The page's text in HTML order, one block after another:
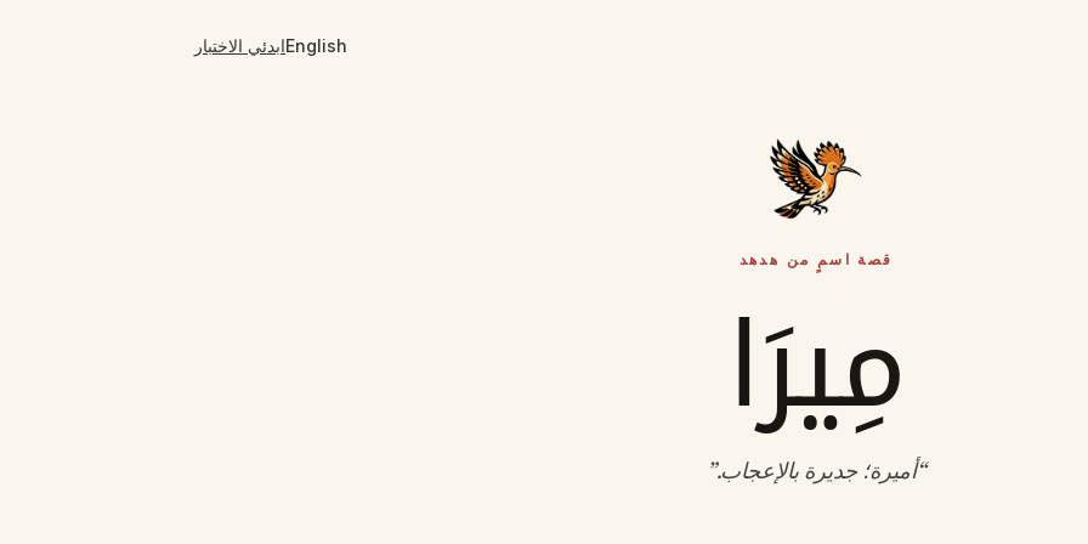
Englishابدئي الاختبار
قصة اسمٍ من هدهد
مِيرَا “أميرة؛ جديرة بالإعجاب.”